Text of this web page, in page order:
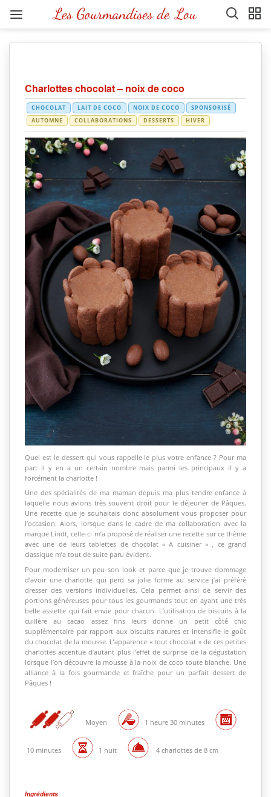
Charlottes chocolat – noix de coco
CHOCOLAT LAIT DE COCO NOIX DE COCO
SPONSORISÉ
AUTOMNE
COLLABORATIONS DESSERTS HIVER
Quel est le dessert qui vous rappelle le plus votre enfance ? Pour ma
part il y en a un certain nombre mais parmi les principaux il y a
forcément la charlotte !
Une des spécialités de ma maman depuis ma plus tendre enfance à
laquelle nous avions très souvent droit pour le déjeuner de Pâques.
Une recette que je souhaitais donc absolument vous proposer pour
l’occasion. Alors, lorsque dans le cadre de ma collaboration avec la
marque Lindt, celle-ci m’a proposé de réaliser une recette sur ce thème
avec une de leurs tablettes de chocolat « A cuisiner » , ce grand
classique m’a tout de suite paru évident.
Pour moderniser un peu son look et parce que je trouve dommage
d’avoir une charlotte qui perd sa jolie forme au service j’ai préféré
dresser des versions individuelles. Cela permet ainsi de servir des
portions généreuses pour tous les gourmands tout en ayant une très
belle assiette qui fait envie pour chacun. L’utilisation de biscuits à la
cuillère au cacao assez fins leurs donne un petit côté chic
supplémentaire par rapport aux biscuits natures et intensifie le goût
du chocolat de la mousse. L’apparence « tout chocolat » de ces petites
charlottes accentue d’autant plus l’effet de surprise de la dégustation
lorsque l’on découvre la mousse à la noix de coco toute blanche. Une
alliance à la fois gourmande et fraîche pour un parfait dessert de
Pâques !
Moyen 1 heure 30 minutes
10 minutes 1 nuit 4 charlottes de 8 cm
Ingrédients